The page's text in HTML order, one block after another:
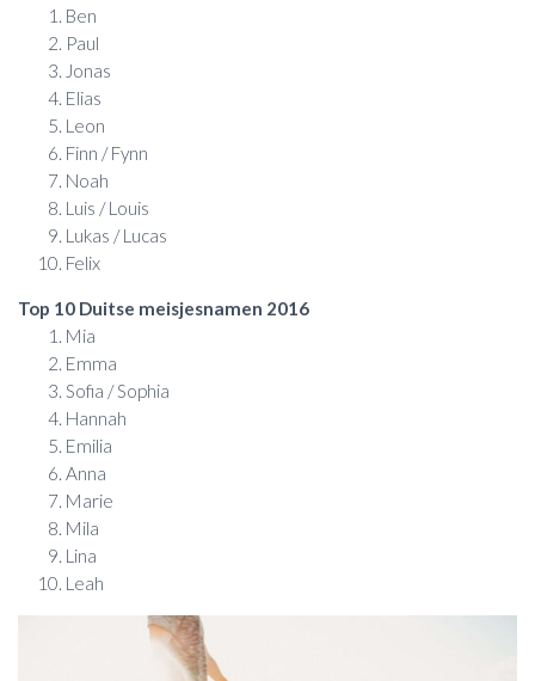
Ben
Paul
Jonas
Elias
Leon
Finn / Fynn
Noah
Luis / Louis
Lukas / Lucas
Felix
Top 10 Duitse meisjesnamen 2016
Mia
Emma
Sofia / Sophia
Hannah
Emilia
Anna
Marie
Mila
Lina
Leah